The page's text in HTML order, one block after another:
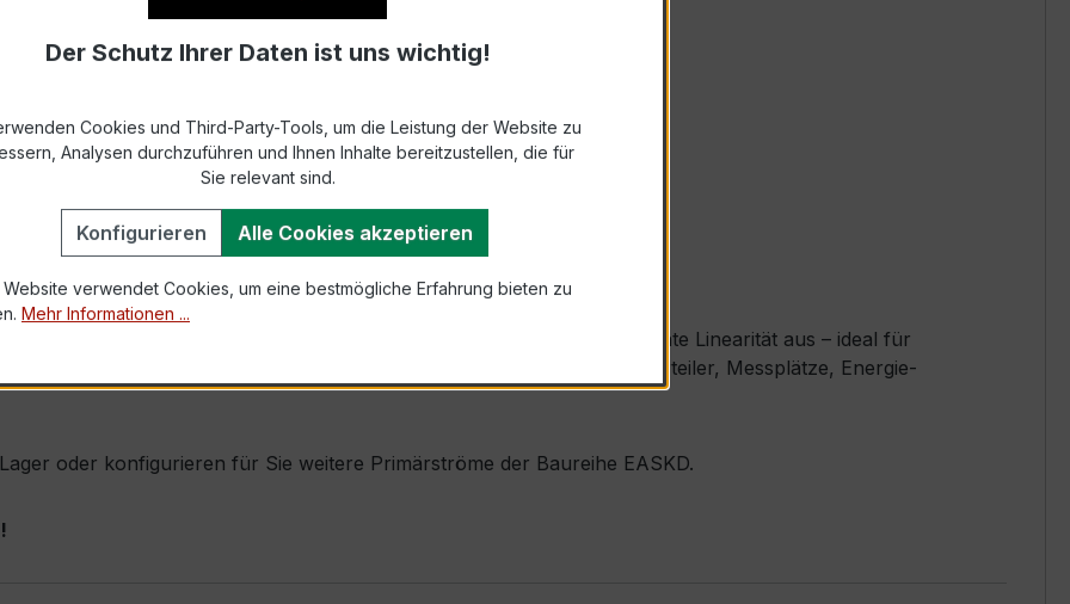
500 A pro Phase, Sekundärnennstrom 5 A)
bzw. DIN EN 61869-2)
Ø 31,8 mm (Kabeldurchführung)
× Ipr (Dauerstrom 1 × Primärnennstrom)
× Ipr, 1 s
durch seine sehr kompakte Bauform, hohe Zuverlässigkeit und exzellente Linearität aus – ideal für
Messung für Abrechnungszwecke gefordert wird (z. B. größere Verteiler, Messplätze, Energie-
oder konfigurieren für Sie weitere Primärströme der Baureihe EASKD.
Der Schutz Ihrer Daten ist uns wichtig!
Cookies und Third-Party-Tools, um die Leistung der Website zu
Analysen durchzuführen und Ihnen Inhalte bereitzustellen, die für
Sie relevant sind.
Konfigurieren Alle Cookies akzeptieren
Website verwendet Cookies, um eine bestmögliche Erfahrung bieten zu
Mehr Informationen ...